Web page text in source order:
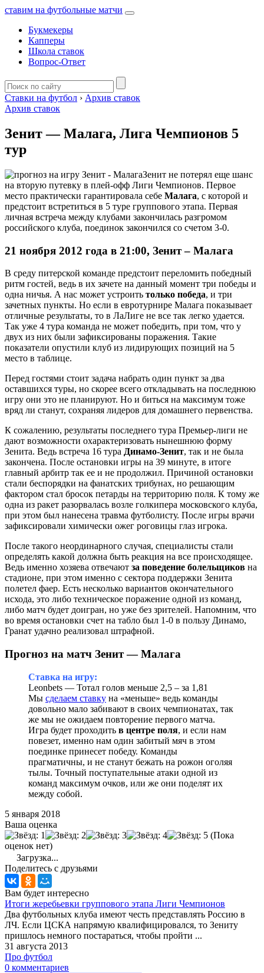
ставим на футбольные матчи
Букмекеры
Капперы
Школа ставок
Вопрос-Ответ
Ставки на футбол › Архив ставок
Архив ставок
Зенит — Малага, Лига Чемпионов 5
тур
Зенит не потерял еще шанс
на вторую путевку в плей-офф Лиги Чемпионов. Первое
место практически гарантировала себе Малага, с которой и
предстоит встретиться в 5 туре группового этапа. Первая
личная встреча между клубами закончилась разгромом
российского клуба, поединок закончился со счетом 3-0.
21 ноября 2012 года в 21:00, Зенит – Малага
В среду питерской команде предстоит переломить победный
ритм гостей, ведь в их зачете на данный момент три победы и
одна ничья. А нас может устроить только победа, и три
зачетных пункты. Но если в евротурнире Малага показывает
отличные результаты, то в ЛаЛиге не все так легко удается.
Так уже 4 тура команда не может победить, при том, что у
двух из них были зафиксированы поражения. Такие
показатели опустили клуб из лидирующих позиций на 5
место в таблице.
Перед гостями стоит задача набрать один пункт за два
оставшихся туры, но скорее всего откладывать на последнюю
игру они это не планируют. Но и биться на максимум тоже
вряд ли станут, сохраняя лидеров для домашнего первенства.
К сожалению, результаты последнего тура Премьер-лиги не
дают возможности охарактеризовать нынешнюю форму
Зенита. Ведь встреча 16 тура Динамо-Зенит, так и не была
закончена. После остановки игры на 39 минуте, в итоге
главный арбитр так ее и не продолжил. Причиной остановки
стали беспорядки на фанатских трибунах, но решающим
фактором стал бросок петарды на территорию поля. К тому же
одна из ракет разорвалась возле голкипера московского клуба,
при этом был нанесена травма футболисту. После игры врачи
зафиксировали химически ожег роговицы глаз игрока.
После такого неординарного случая, специалисты стали
определять какой должна быть реакция на все происходящее.
Ведь именно хозяева отвечают за поведение болельщиков на
стадионе, при этом именно с сектора поддержки Зенита
полетел фаер. Есть несколько вариантов окончательного
исхода, это либо техническое поражение одной из команд,
либо матч будет доигран, но уже без зрителей. Напомним, что
во время остановки счет на табло был 1-0 в пользу Динамо,
Гранат удачно реализовал штрафной.
Прогноз на матч Зенит — Малага
Ставка на игру:
Leonbets — Тотал голов меньше 2,5 – за 1,81
Мы сделаем ставку на «меньше» ведь команды
довольно мало забивают в своих чемпионатах, так
же мы не ожидаем повторение первого матча.
Игра будет проходить в центре поля, и если нам
повезет, именно нам один забитый мяч в этом
поединке принесет победу. Команды
прагматичны, и не станут бежать на рожон оголяя
тылы. Точный поступательные атаки одной из
команд максимум очков, или же они поделят их
между собой.
5 января 2018
Ваша оценка
(Пока
оценок нет)
Загрузка...
Поделитесь с друзьями
Вам будет интересно
Итоги жеребьевки группового этапа Лиги Чемпионов
Два футбольных клуба имеют честь представлять Россию в
ЛЧ. Если ЦСКА напрямую квалифицировался, то Зениту
пришлось немного постараться, чтобы пройти ...
31 августа 2013
Про футбол
0 комментариев